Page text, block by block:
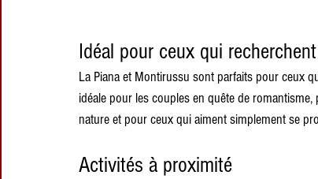
Idéal pour ceux qui
La Piana et Montirussu sont parfaits pour ceux
idéale pour les couples en quête de
nature et pour ceux qui aiment simplement se
Activités à proximité